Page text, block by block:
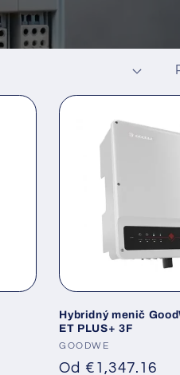
Hybridný menič
ET PLUS+ 3F
Dodávateľ:
GOODWE
Normálna
Od €1,347.16